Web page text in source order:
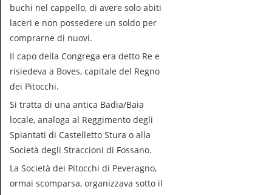
buchi nel cappello, di avere solo abiti
laceri e non possedere un soldo per
comprarne di nuovi.
Il capo della Congrega era detto Re e
risiedeva a Boves, capitale del Regno
dei Pitocchi.
Si tratta di una antica Badia/Baia
locale, analoga al Reggimento degli
Spiantati di Castelletto Stura o alla
Società degli Straccioni di Fossano.
La Società dei Pitocchi di Peveragno,
ormai scomparsa, organizzava sotto il